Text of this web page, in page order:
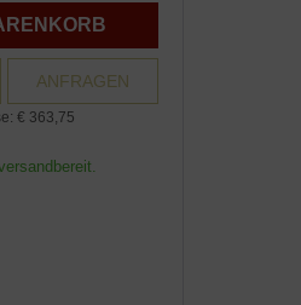
ANFRAGEN
€ 363,75